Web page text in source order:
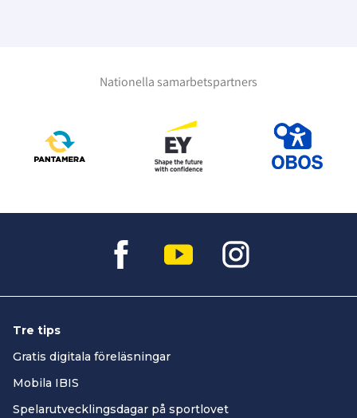
Nationella samarbetspartners
Tre tips
Gratis digitala föreläsningar
Mobila IBIS
Spelarutvecklingsdagar på sportlovet